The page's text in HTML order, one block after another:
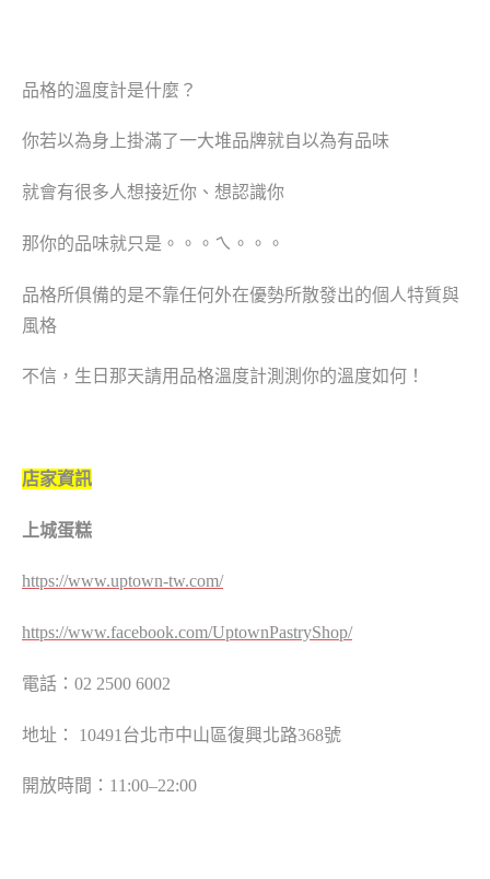
品格的溫度計是什麼？
你若以為身上掛滿了一大堆品牌就自以為有品味
就會有很多人想接近你、想認識你
那你的品味就只是。。。ㄟ。。。
品格所俱備的是不靠任何外在優勢所散發出的個人特質與
風格
不信，生日那天請用品格溫度計測測你的溫度如何！
店家資訊
上城蛋糕
https://www.uptown-tw.com/
https://www.facebook.com/UptownPastryShop/
電話： 02 2500 6002
地址： 10491 台北市中山區復興北路368號
開放時間： 11:00–22:00